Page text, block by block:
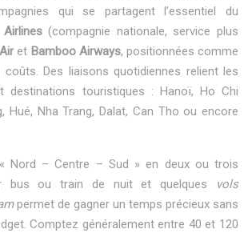
qui se partagent l’essentiel du
(compagnie nationale, service plus
et Bamboo Airways, positionnées comme
Des liaisons quotidiennes relient les
destinations touristiques : Hanoï, Ho Chi
Hué, Nha Trang, Dalat, Can Tho ou encore
Nord – Centre – Sud » en deux ou trois
bus ou train de nuit et quelques
vols
permet de gagner un temps précieux sans
Comptez généralement entre 40 et 120